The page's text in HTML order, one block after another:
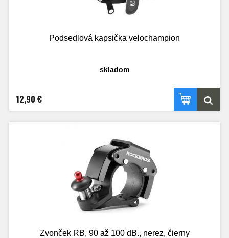
Podsedlová kapsička velochampion
skladom
12,90 €
Zvonček RB, 90 až 100 dB., nerez, čierny